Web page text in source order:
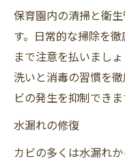
保育園内の清掃と衛
す。日常的な掃除を
まで注意を払いまし
洗いと消毒の習慣を
ビの発生を抑制できま
水漏れの修復
カビの多くは水漏れ